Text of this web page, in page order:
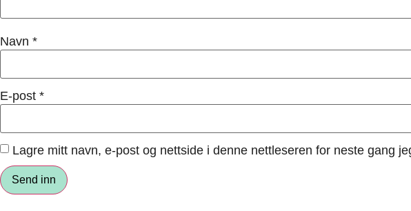
Navn *
E-post *
Lagre mitt navn, e-post og nettside i denne nettleseren for neste gang